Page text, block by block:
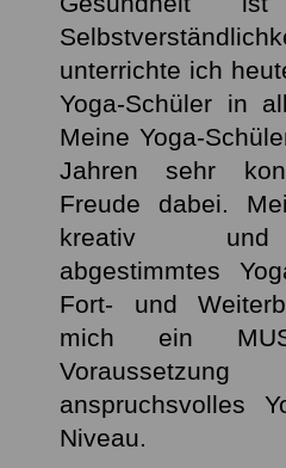
unterrichte ich
Yoga-Schüler in
Meine Yoga-
Jahren sehr
Freude dabei.
kreativ und
abgestimmtes
Fort- und
mich ein
anspruchsvolles
Niveau.